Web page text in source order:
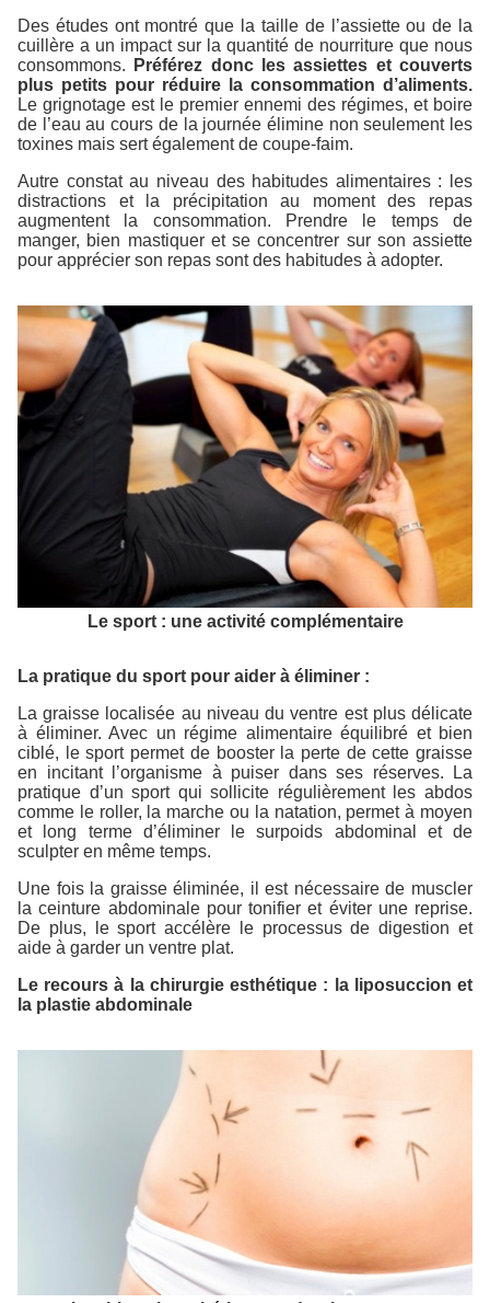
Des études ont montré que la taille de l’assiette ou de la
cuillère a un impact sur la quantité de nourriture que nous
consommons.
Préférez donc les assiettes et couverts
plus petits pour réduire la consommation d’aliments.
Le grignotage est le premier ennemi des régimes, et boire
de l’eau au cours de la journée élimine non seulement les
toxines mais sert également de coupe-faim.
Autre constat au niveau des habitudes alimentaires : les
distractions et la précipitation au moment des repas
augmentent la consommation. Prendre le temps de
manger, bien mastiquer et se concentrer sur son assiette
pour apprécier son repas sont des habitudes à adopter.
Le sport : une activité complémentaire
La pratique du sport pour aider à éliminer :
La graisse localisée au niveau du ventre est plus délicate
à éliminer. Avec un régime alimentaire équilibré et bien
ciblé, le sport permet de booster la perte de cette graisse
en incitant l’organisme à puiser dans ses réserves. La
pratique d’un sport qui sollicite régulièrement les abdos
comme le roller, la marche ou la natation, permet à moyen
et long terme d’éliminer le surpoids abdominal et de
sculpter en même temps.
Une fois la graisse éliminée, il est nécessaire de muscler
la ceinture abdominale pour tonifier et éviter une reprise.
De plus, le sport accélère le processus de digestion et
aide à garder un ventre plat.
Le recours à la chirurgie esthétique : la liposuccion et
la plastie abdominale